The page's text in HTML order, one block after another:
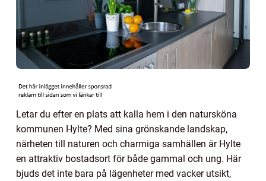
Letar du efter en plats att kalla hem i den natursköna
kommunen Hylte? Med sina grönskande landskap,
närheten till naturen och charmiga samhällen är Hylte
en attraktiv bostadsort för både gammal och ung. Här
bjuds det inte bara på lägenheter med vacker utsikt,